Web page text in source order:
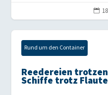

Rund um den Container
Reedereien
Schiffe trotz Flaute